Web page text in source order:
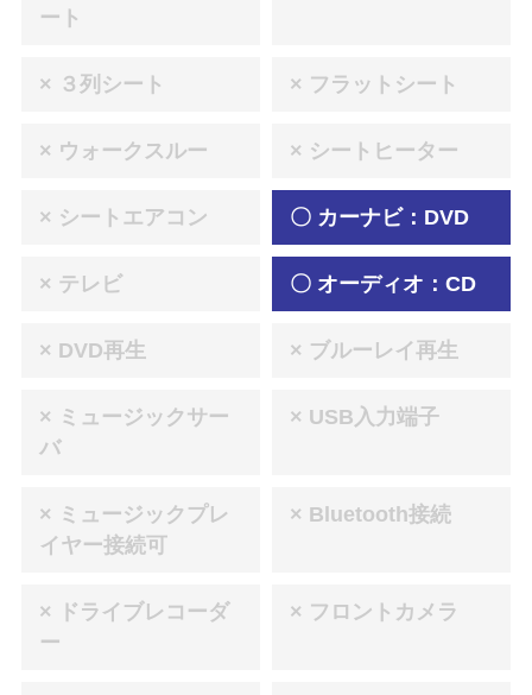
ート
× ３列シート × フラットシート
× ウォークスルー × シートヒーター
× シートエアコン 〇 カーナビ：DVD
× テレビ 〇 オーディオ：CD
× DVD再生 × ブルーレイ再生
× ミュージックサー
バ
× USB入力端子
× ミュージックプレ
イヤー接続可
× Bluetooth接続
× ドライブレコーダ
ー
× フロントカメラ